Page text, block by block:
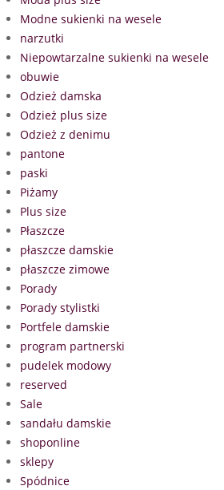
Modne sukienki na wesele
narzutki
Niepowtarzalne sukienki na wesele
obuwie
Odzież damska
Odzież plus size
Odzież z denimu
pantone
paski
Piżamy
Plus size
Płaszcze
płaszcze damskie
płaszcze zimowe
Porady
Porady stylistki
Portfele damskie
program partnerski
pudelek modowy
reserved
Sale
sandału damskie
shoponline
sklepy
Spódnice